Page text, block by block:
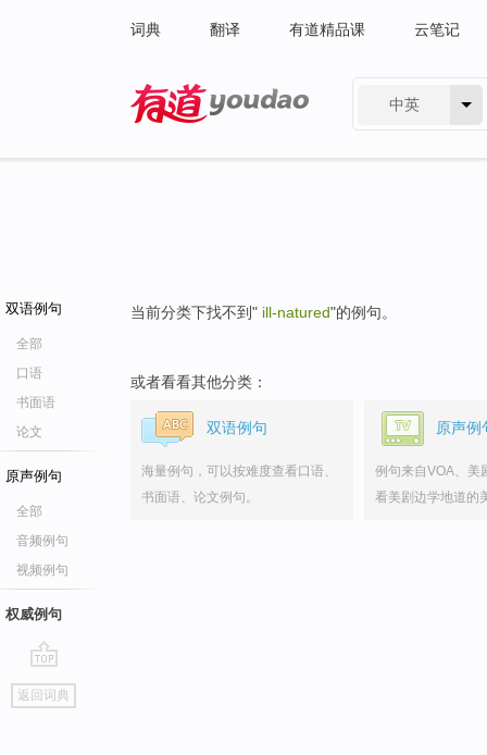
词典 翻译 有道精品课 云笔记
中英
双语例句
全部
口语
书面语
论文
原声例句
全部
音频例句
视频例句
权威例句
go
top
返回词典
当前分类下找不到" ill-natured"的例句。
或者看看其他分类：
双语例句
海量例句，可以按难度查看口语、
书面语、论文例句。
原声例
例句来自VOA、美
看美剧边学地道的